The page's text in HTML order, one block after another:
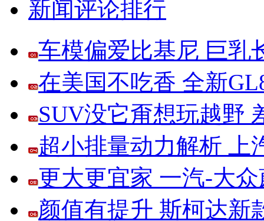
新闻评论排行
车模偏爱比基尼 巨乳
在美国不吃香 全新
SUV没它甭想玩越野
超小排量动力解析 上
更大更宜家 一汽-大
颜值有提升 斯柯达新